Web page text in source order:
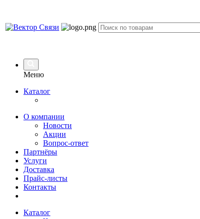
Меню
Каталог
О компании
Новости
Акции
Вопрос-ответ
Партнёры
Услуги
Доставка
Прайс-листы
Контакты
Каталог